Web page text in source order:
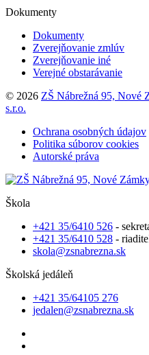
Dokumenty
Dokumenty
Zverejňovanie zmlúv
Zverejňovanie iné
Verejné obstarávanie
© 2026 ZŠ Nábrežná 95, Nové
s.r.o.
Ochrana osobných údajov
Politika súborov cookies
Autorské práva
Škola
+421 35/6410 526 -
+421 35/6410 528 -
skola@zsnabrezna.sk
Školská jedáleň
+421 35/64105 276
jedalen@zsnabrezna.sk